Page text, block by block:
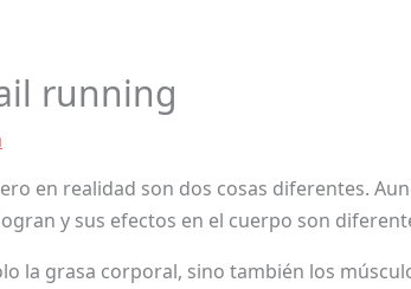
running
en realidad son dos cosas diferentes.
y sus efectos en el cuerpo son
la grasa corporal, sino también los